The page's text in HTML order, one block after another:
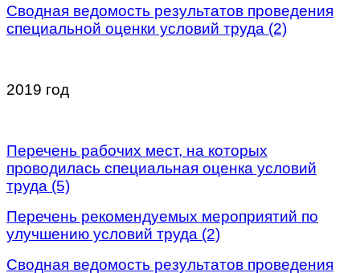
Сводная ведомость результатов проведения
специальной оценки условий труда (2)
2019 год
Перечень рабочих мест, на которых
проводилась специальная оценка условий
труда (5)
Перечень рекомендуемых мероприятий по
улучшению условий труда (2)
Сводная ведомость результатов проведения